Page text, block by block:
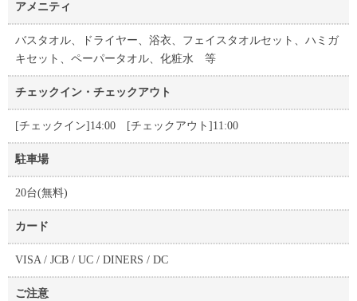
アメニティ
バスタオル、ドライヤー、浴衣、フェイスタオルセット、ハミガ
キセット、ペーパータオル、化粧水 等
チェックイン・チェックアウト
[チェックイン]14:00 [チェックアウト]11:00
駐車場
20台(無料)
カード
VISA / JCB / UC / DINERS / DC
ご注意